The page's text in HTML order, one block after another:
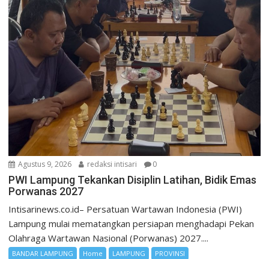
Agustus 9, 2026 redaksi intisari 0
PWI Lampung Tekankan Disiplin Latihan, Bidik Emas
Porwanas 2027
Intisarinews.co.id– Persatuan Wartawan Indonesia (PWI)
Lampung mulai mematangkan persiapan menghadapi Pekan
Olahraga Wartawan Nasional (Porwanas) 2027....
BANDAR LAMPUNG Home LAMPUNG PROVINSI